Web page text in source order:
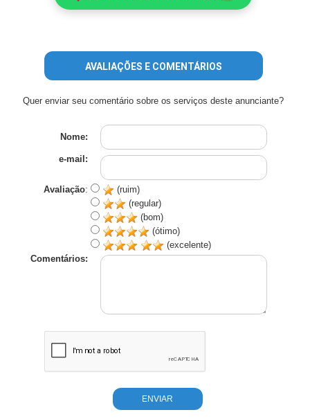
AVALIAÇÕES E COMENTÁRIOS
Quer enviar seu comentário sobre os serviços deste anunciante?
Nome:
e-mail:
Avaliação:
(ruim)
(regular)
(bom)
(ótimo)
(excelente)
Comentários: